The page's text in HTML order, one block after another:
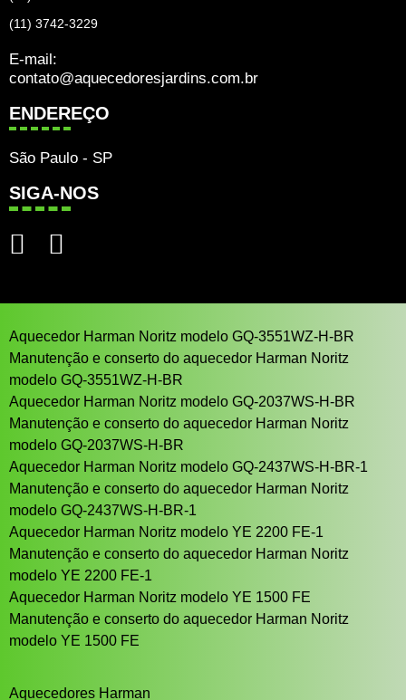
(11) 3742-3229
E-mail:
contato@aquecedoresjardins.com.br
ENDEREÇO
São Paulo - SP
SIGA-NOS
Aquecedor Harman Noritz modelo GQ-3551WZ-H-BR
Manutenção e conserto do aquecedor Harman Noritz
modelo GQ-3551WZ-H-BR
Aquecedor Harman Noritz modelo GQ-2037WS-H-BR
Manutenção e conserto do aquecedor Harman Noritz
modelo GQ-2037WS-H-BR
Aquecedor Harman Noritz modelo GQ-2437WS-H-BR-1
Manutenção e conserto do aquecedor Harman Noritz
modelo GQ-2437WS-H-BR-1
Aquecedor Harman Noritz modelo YE 2200 FE-1
Manutenção e conserto do aquecedor Harman Noritz
modelo YE 2200 FE-1
Aquecedor Harman Noritz modelo YE 1500 FE
Manutenção e conserto do aquecedor Harman Noritz
modelo YE 1500 FE
Aquecedores Harman